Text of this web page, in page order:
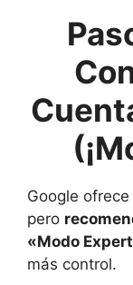
Google
pero
«Modo
más control.